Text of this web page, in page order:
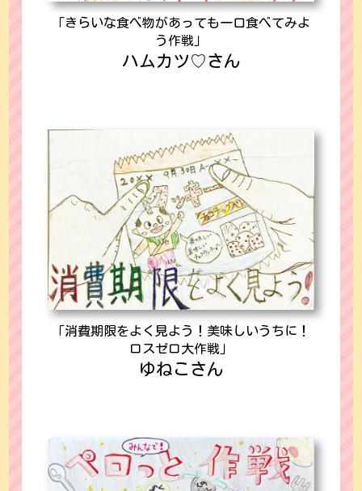
「きらいな食べ物があっても一口食べてみよ
う作戦」
ハムカツ♡さん
「消費期限をよく見よう！美味しいうちに！
ロスゼロ大作戦」
ゆねこさん